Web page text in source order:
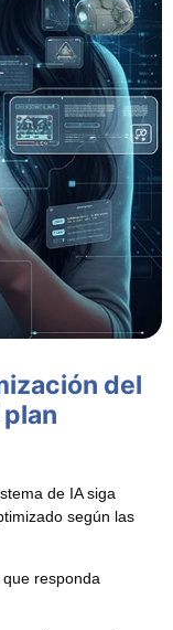
del
de IA siga
según las
responda